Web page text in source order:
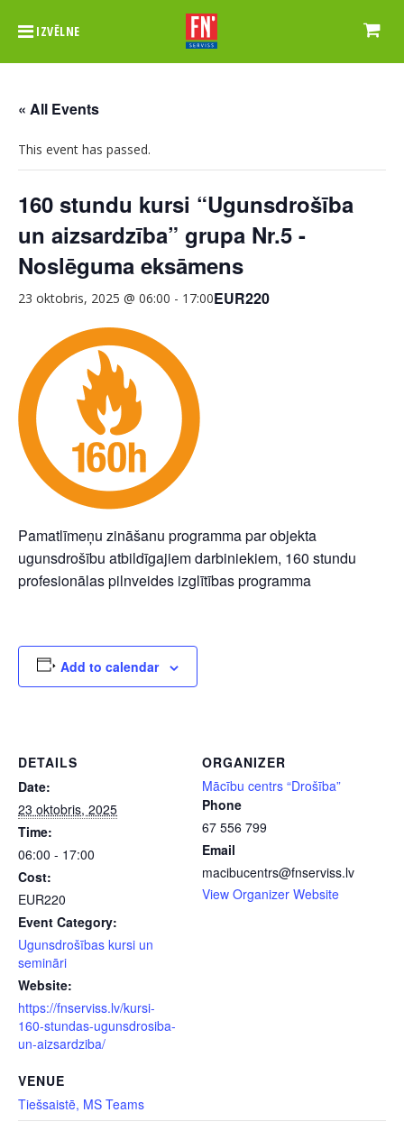
IZVĒLNE
« All Events
This event has passed.
160 stundu kursi “Ugunsdrošība
un aizsardzība” grupa Nr.5 -
Noslēguma eksāmens
23 oktobris, 2025 @ 06:00 - 17:00EUR220
Pamatlīmeņu zināšanu programma par objekta
ugunsdrošību atbildīgajiem darbiniekiem, 160 stundu
profesionālas pilnveides izglītības programma
Add to calendar
DETAILS
Date:
23 oktobris, 2025
Time:
06:00 - 17:00
Cost:
EUR220
Event Category:
Ugunsdrošības kursi un
semināri
Website:
https://fnserviss.lv/kursi-
160-stundas-ugunsdrosiba-
un-aizsardziba/
VENUE
Tiešsaistē, MS Teams
ORGANIZER
Mācību centrs “Drošība”
Phone
67 556 799
Email
macibucentrs@fnserviss.lv
View Organizer Website